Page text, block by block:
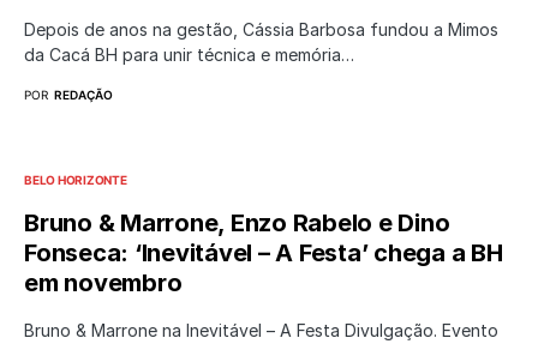
Depois de anos na gestão, Cássia Barbosa fundou a Mimos
da Cacá BH para unir técnica e memória…
POR REDAÇÃO
BELO HORIZONTE
Bruno & Marrone, Enzo Rabelo e Dino
Fonseca: ‘Inevitável – A Festa’ chega a BH
em novembro
Bruno & Marrone na Inevitável – A Festa Divulgação. Evento